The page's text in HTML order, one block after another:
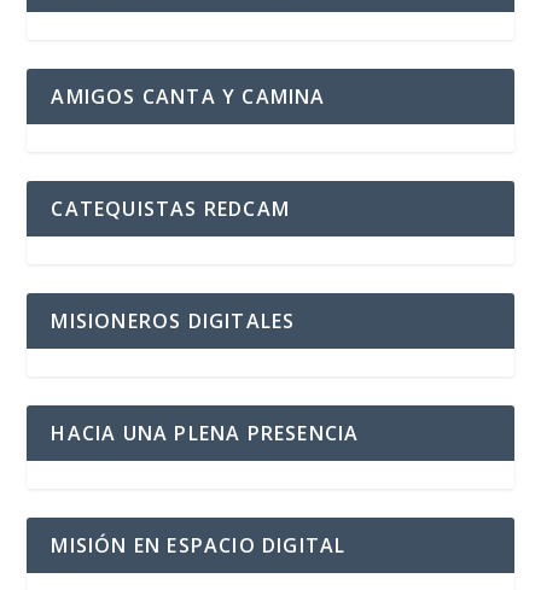
AMIGOS CANTA Y CAMINA
CATEQUISTAS REDCAM
MISIONEROS DIGITALES
HACIA UNA PLENA PRESENCIA
MISIÓN EN ESPACIO DIGITAL